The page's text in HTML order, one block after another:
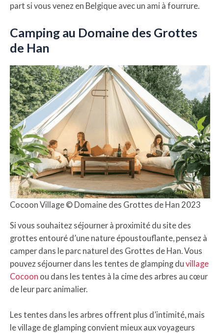
part si vous venez en Belgique avec un ami à fourrure.
Camping au Domaine des Grottes
de Han
Cocoon Village © Domaine des Grottes de Han 2023
Si vous souhaitez séjourner à proximité du site des
grottes entouré d’une nature époustouflante, pensez à
camper dans le parc naturel des Grottes de Han. Vous
pouvez séjourner dans les tentes de glamping du village
Cocoon ou dans les tentes à la cime des arbres au cœur
de leur parc animalier.
Les tentes dans les arbres offrent plus d’intimité, mais
le village de glamping convient mieux aux voyageurs